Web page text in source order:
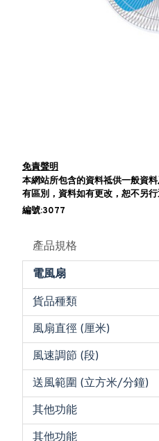
免責聲明
本網站所包含的資料祗供一般資
有區別，資料如有更改，恕不另
編號:3077
產品規格
電風扇
貨品種類
風扇直徑 (厘米)
風速調節 (段)
送風範圍 (立方米/分鐘)
其他功能
其他功能